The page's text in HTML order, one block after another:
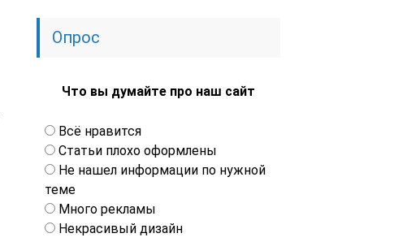
Опрос
Что вы думайте про наш сайт
Всё нравится
Статьи плохо оформлены
Не нашел информации по нужной
теме
Много рекламы
Некрасивый дизайн